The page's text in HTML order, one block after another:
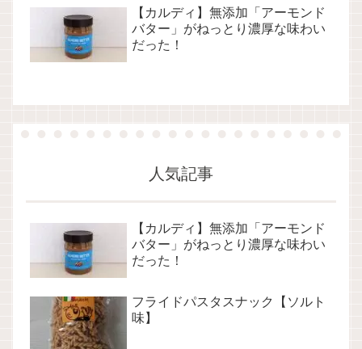
【カルディ】無添加「アーモンド
バター」がねっとり濃厚な味わい
だった！
人気記事
【カルディ】無添加「アーモンド
バター」がねっとり濃厚な味わい
だった！
フライドパスタスナック【ソルト
味】